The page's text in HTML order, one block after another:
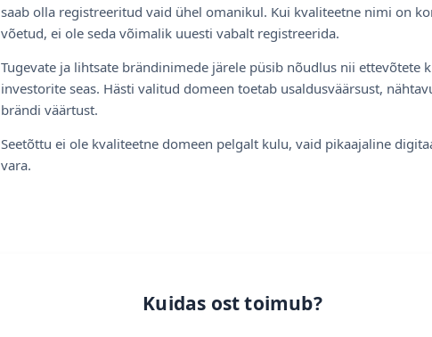
saab olla registreeritud vaid ühel omanikul. Kui kvaliteetne nimi on
võetud, ei ole seda võimalik uuesti vabalt registreerida.
Tugevate ja lihtsate brändinimede järele püsib nõudlus nii ettevõtete
investorite seas. Hästi valitud domeen toetab usaldusväärsust,
brändi väärtust.
Seetõttu ei ole kvaliteetne domeen pelgalt kulu, vaid pikaajaline
vara.
Kuidas ost toimub?